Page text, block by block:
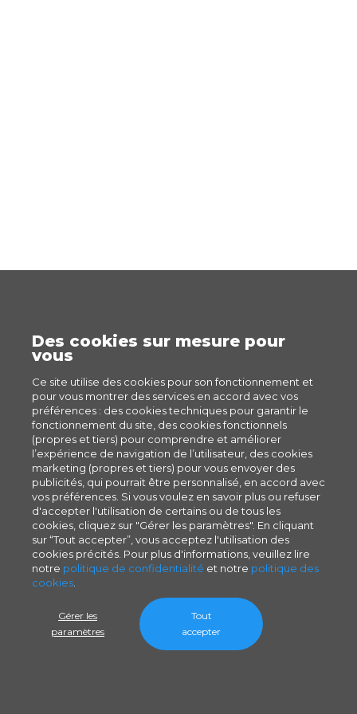
Des cookies sur mesure pour
vous
Ce site utilise des cookies pour son fonctionnement et
pour vous montrer des services en accord avec vos
préférences : des cookies techniques pour garantir le
fonctionnement du site, des cookies fonctionnels
(propres et tiers) pour comprendre et améliorer
l’expérience de navigation de l’utilisateur, des cookies
marketing (propres et tiers) pour vous envoyer des
publicités, qui pourrait être personnalisé, en accord avec
vos préférences. Si vous voulez en savoir plus ou refuser
d'accepter l'utilisation de certains ou de tous les
cookies, cliquez sur "Gérer les paramètres". En cliquant
sur “Tout accepter”, vous acceptez l'utilisation des
cookies précités. Pour plus d'informations, veuillez lire
notre politique de confidentialité et notre politique des
cookies
Gérer les
paramètres
Tout
accepter